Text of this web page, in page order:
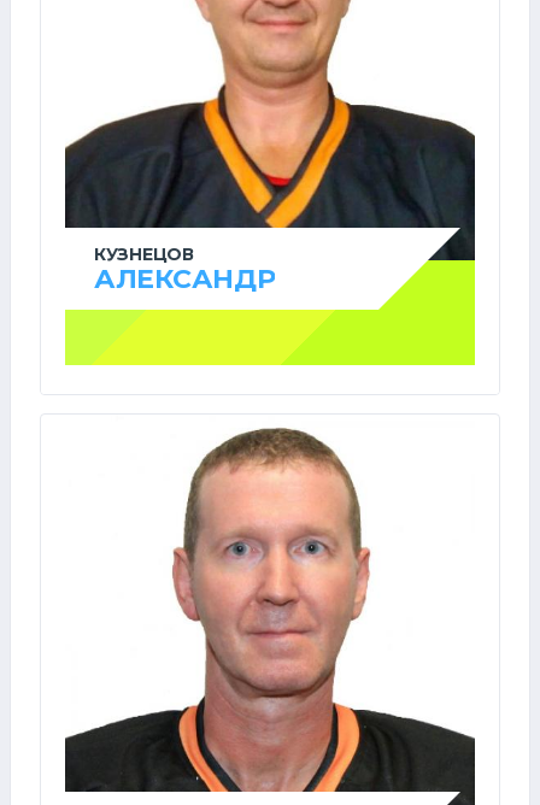
КУЗНЕЦОВ
АЛЕКСАНДР